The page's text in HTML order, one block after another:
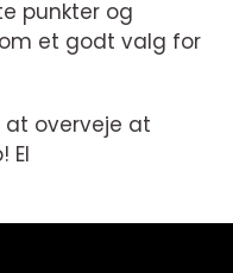
punkter og
et godt valg for
overveje at
El